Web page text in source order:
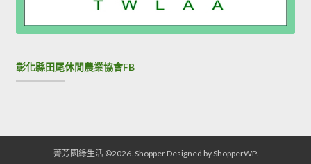
彰化縣田尾休閒農業協會FB
菁芳園綠生活 ©2026. ShopperDesigned byShopperWP.